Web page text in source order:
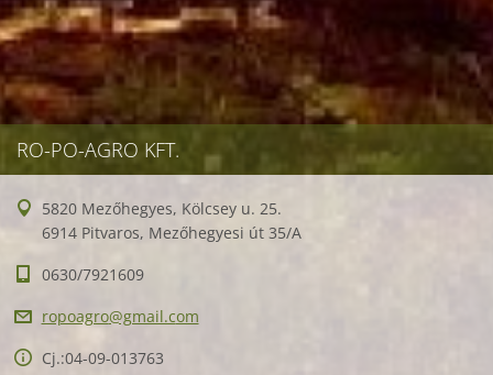
RO-PO-AGRO KFT.
5820 Mezőhegyes, Kölcsey u. 25.
6914 Pitvaros, Mezőhegyesi út 35/A
0630/7921609
ropoagro@gmail.com
Cj.:04-09-013763